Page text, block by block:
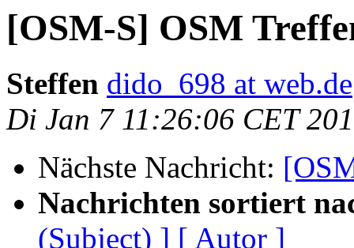
[OSM-S] OSM
Steffen dido_698 at web.de
Di Jan 7 11:26:06 CET
Nächste Nachricht:
Nachrichten sortiert
(Subject) ] [ Autor ]